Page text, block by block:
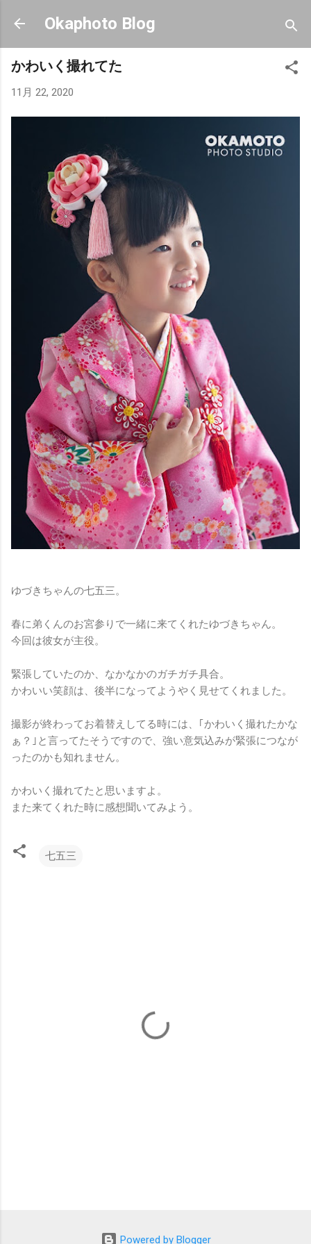
スキップしてメイン コンテンツに移動
Okaphoto Blog
かわいく撮れてた
11月 22, 2020
ゆづきちゃんの七五三。
春に弟くんのお宮参りで一緒に来てくれたゆづきちゃん。
今回は彼女が主役。
緊張していたのか、なかなかのガチガチ具合。
かわいい笑顔は、後半になってようやく見せてくれました。
撮影が終わってお着替えしてる時には、｢かわいく撮れたかな
ぁ？｣と言ってたそうですので、強い意気込みが緊張につなが
ったのかも知れません。
かわいく撮れてたと思いますよ。
また来てくれた時に感想聞いてみよう。
七五三
Powered by Blogger